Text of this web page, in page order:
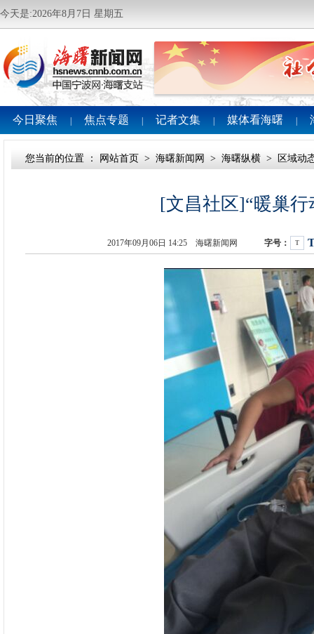
今天是:2026年8月7日 星期五
今日聚焦 焦点专题 记者文集 媒体看海曙
您当前的位置 ： 网站首页 > 海曙新闻网 > 海曙纵横 > 区域动
[文昌社区]“暖巢
2017年09月06日 14:25 海曙新闻网 字号： T